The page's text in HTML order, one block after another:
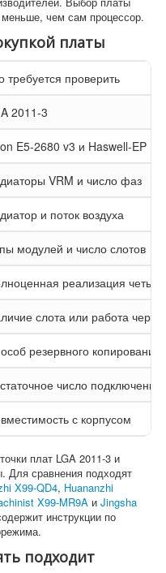
меньше, чем сам процессор.
платы
требуется проверить
2011-3
E5-2680 v3 и Haswell-EP
VRM и число фаз
и поток воздуха
модулей и число слотов
реализация
слота или работа
резервного копирования
число подключений
с корпусом
плат LGA 2011-3 и
Для сравнения подходят
X99-QD4, Huananzhi
X99-MR9A и Jingsha
инструкции по
подходит